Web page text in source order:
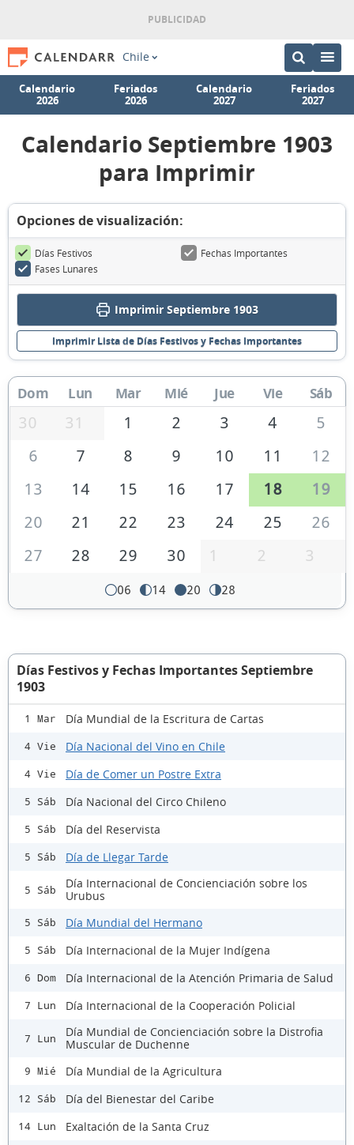
Chile
Calendario
2026
Feriados
2026
Calendario
2027
Feriados
2027
Calendario Septiembre 1903
para Imprimir
Opciones de visualización:
Días Festivos
Fechas Importantes
Fases Lunares
Imprimir Septiembre 1903
Imprimir Lista de Días Festivos y Fechas Importantes
Dom Lun Mar Mié Jue Vie Sáb
30 31 1 2 3 4
5
6
7 8 9 10 11
12
13
14 15 16 17 18
19
20
21 22 23 24 25
26
27
28 29 30 1 2 3
06 14 20 28
Días Festivos y Fechas Importantes Septiembre
1903
1 Mar Día Mundial de la Escritura de Cartas
4 Vie Día Nacional del Vino en Chile
4 Vie Día de Comer un Postre Extra
5 Sáb Día Nacional del Circo Chileno
5 Sáb Día del Reservista
5 Sáb Día de Llegar Tarde
5 Sáb
Día Internacional de Concienciación sobre los
Urubus
5 Sáb Día Mundial del Hermano
5 Sáb Día Internacional de la Mujer Indígena
6 Dom Día Internacional de la Atención Primaria de Salud
7 Lun Día Internacional de la Cooperación Policial
7 Lun
Día Mundial de Concienciación sobre la Distrofia
Muscular de Duchenne
9 Mié Día Mundial de la Agricultura
12 Sáb Día del Bienestar del Caribe
14 Lun Exaltación de la Santa Cruz